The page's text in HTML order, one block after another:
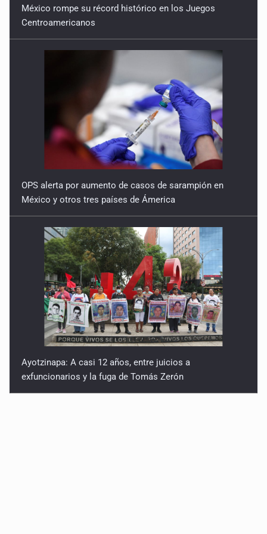
México rompe su récord histórico en los Juegos
Centroamericanos
OPS alerta por aumento de casos de sarampión en
México y otros tres países de Ámerica
Ayotzinapa: A casi 12 años, entre juicios a
exfuncionarios y la fuga de Tomás Zerón